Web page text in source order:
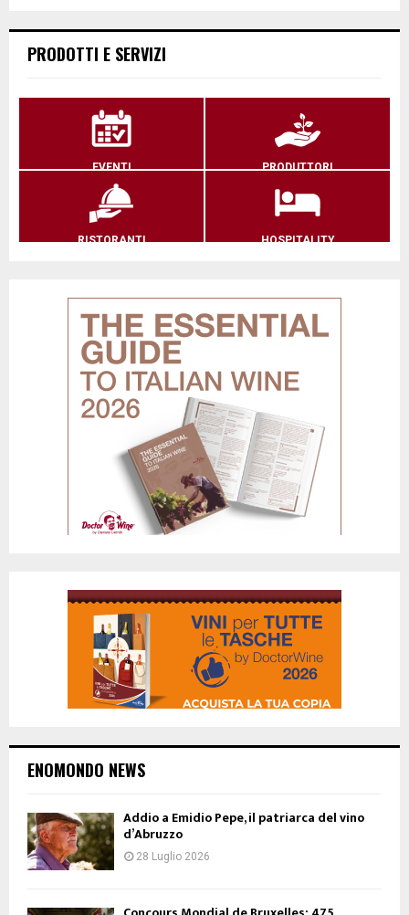
PRODOTTI E SERVIZI
EVENTI PRODUTTORI
RISTORANTI HOSPITALITY
ENOMONDO NEWS
Addio a Emidio Pepe, il patriarca del vino
d’Abruzzo
28 Luglio 2026